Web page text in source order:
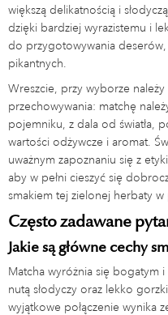
większą delikatnością i
dzięki bardziej wyrazistemu i
do przygotowywania
pikantnych.
Wreszcie, przy wyborze
przechowywania: matchę
pojemniku, z dala od światła,
wartości odżywcze i aromat.
uważnym zapoznaniu się z
aby w pełni cieszyć się
smakiem tej zielonej herbaty w
Często zadawane
Jakie są główne cechy
Matcha wyróżnia się bogatym
nutą słodyczy oraz lekko
wyjątkowe połączenie wynika